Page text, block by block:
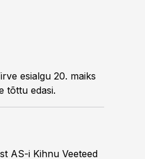
esialgu 20. maiks
tõttu edasi.
AS-i Kihnu Veeteed